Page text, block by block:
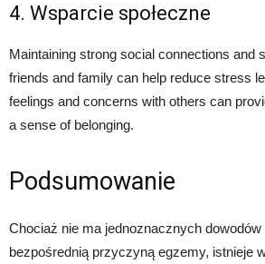
4. Wsparcie społeczne
Maintaining strong social connections and
friends and family can help reduce stress
feelings and concerns with others can
a sense of belonging.
Podsumowanie
Chociaż nie ma jednoznacznych
bezpośrednią przyczyną egzemy, istnieje